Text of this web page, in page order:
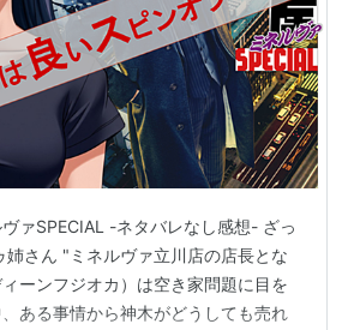
ァSPECIAL -ネタバレなし感想- ざっ
姉さん "ミネルヴァ立川店の店長とな
ーンフジオカ）は空き家問題に目を
ある事情から神木がどうしても売れ